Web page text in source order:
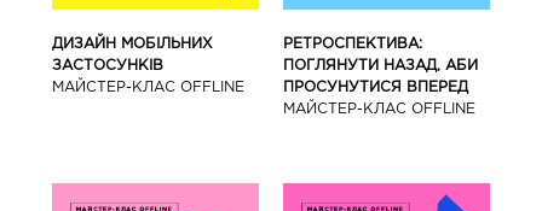
ДИЗАЙН МОБІЛЬНИХ
ЗАСТОСУНКІВ
МАЙCТЕР-КЛАС OFFLINE
РЕТРОСПЕКТИВА:
ПОГЛЯНУТИ НАЗАД, АБИ
ПРОСУНУТИСЯ ВПЕРЕД
МАЙCТЕР-КЛАС OFFLINE